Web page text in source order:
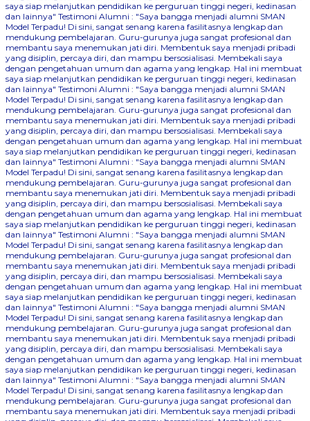
saya siap melanjutkan pendidikan ke perguruan tinggi negeri, kedinasan
dan lainnya" Testimoni Alumni : "Saya bangga menjadi alumni SMAN
Model Terpadu! Di sini, sangat senang karena fasilitasnya lengkap dan
mendukung pembelajaran. Guru-gurunya juga sangat profesional dan
membantu saya menemukan jati diri. Membentuk saya menjadi pribadi
yang disiplin, percaya diri, dan mampu bersosialisasi. Membekali saya
dengan pengetahuan umum dan agama yang lengkap. Hal ini membuat
saya siap melanjutkan pendidikan ke perguruan tinggi negeri, kedinasan
dan lainnya" Testimoni Alumni : "Saya bangga menjadi alumni SMAN
Model Terpadu! Di sini, sangat senang karena fasilitasnya lengkap dan
mendukung pembelajaran. Guru-gurunya juga sangat profesional dan
membantu saya menemukan jati diri. Membentuk saya menjadi pribadi
yang disiplin, percaya diri, dan mampu bersosialisasi. Membekali saya
dengan pengetahuan umum dan agama yang lengkap. Hal ini membuat
saya siap melanjutkan pendidikan ke perguruan tinggi negeri, kedinasan
dan lainnya" Testimoni Alumni : "Saya bangga menjadi alumni SMAN
Model Terpadu! Di sini, sangat senang karena fasilitasnya lengkap dan
mendukung pembelajaran. Guru-gurunya juga sangat profesional dan
membantu saya menemukan jati diri. Membentuk saya menjadi pribadi
yang disiplin, percaya diri, dan mampu bersosialisasi. Membekali saya
dengan pengetahuan umum dan agama yang lengkap. Hal ini membuat
saya siap melanjutkan pendidikan ke perguruan tinggi negeri, kedinasan
dan lainnya" Testimoni Alumni : "Saya bangga menjadi alumni SMAN
Model Terpadu! Di sini, sangat senang karena fasilitasnya lengkap dan
mendukung pembelajaran. Guru-gurunya juga sangat profesional dan
membantu saya menemukan jati diri. Membentuk saya menjadi pribadi
yang disiplin, percaya diri, dan mampu bersosialisasi. Membekali saya
dengan pengetahuan umum dan agama yang lengkap. Hal ini membuat
saya siap melanjutkan pendidikan ke perguruan tinggi negeri, kedinasan
dan lainnya" Testimoni Alumni : "Saya bangga menjadi alumni SMAN
Model Terpadu! Di sini, sangat senang karena fasilitasnya lengkap dan
mendukung pembelajaran. Guru-gurunya juga sangat profesional dan
membantu saya menemukan jati diri. Membentuk saya menjadi pribadi
yang disiplin, percaya diri, dan mampu bersosialisasi. Membekali saya
dengan pengetahuan umum dan agama yang lengkap. Hal ini membuat
saya siap melanjutkan pendidikan ke perguruan tinggi negeri, kedinasan
dan lainnya" Testimoni Alumni : "Saya bangga menjadi alumni SMAN
Model Terpadu! Di sini, sangat senang karena fasilitasnya lengkap dan
mendukung pembelajaran. Guru-gurunya juga sangat profesional dan
membantu saya menemukan jati diri. Membentuk saya menjadi pribadi